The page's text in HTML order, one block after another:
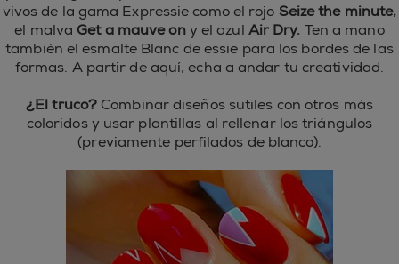
vivos de la gama Expressie como el rojo Seize the minute,
el malva Get a mauve ony el azul Air Dry. Ten a mano
también el esmalte Blanc de essie para los bordes de las
formas. A partir de aquí, echa a andar tu creatividad.
¿El truco? Combinar diseños sutiles con otros más
coloridos y usar plantillas al rellenar los triángulos
(previamente perfilados de blanco).